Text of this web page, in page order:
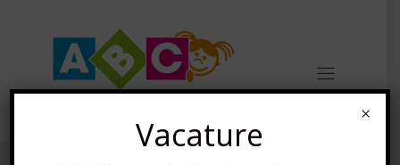
Vacature
×